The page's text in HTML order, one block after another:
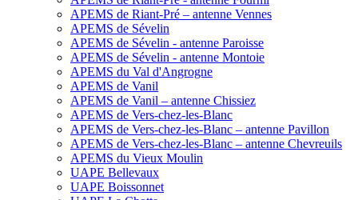
APEMS de Riant-Pré – antenne Vennes
APEMS de Sévelin
APEMS de Sévelin - antenne Paroisse
APEMS de Sévelin - antenne Montoie
APEMS du Val d'Angrogne
APEMS de Vanil
APEMS de Vanil – antenne Chissiez
APEMS de Vers-chez-les-Blanc
APEMS de Vers-chez-les-Blanc – antenne Pavillon
APEMS de Vers-chez-les-Blanc – antenne Chevreuils
APEMS du Vieux Moulin
UAPE Bellevaux
UAPE Boissonnet